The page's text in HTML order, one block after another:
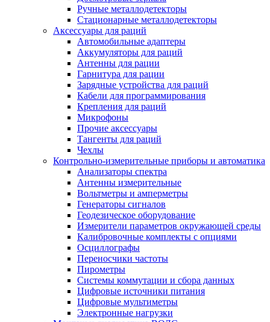
Ручные металлодетекторы
Стационарные металлодетекторы
Аксессуары для раций
Автомобильные адаптеры
Аккумуляторы для раций
Антенны для рации
Гарнитура для рации
Зарядные устройства для раций
Кабели для программирования
Крепления для раций
Микрофоны
Прочие аксессуары
Тангенты для раций
Чехлы
Контрольно-измерительные приборы и автоматика
Анализаторы спектра
Антенны измерительные
Вольтметры и амперметры
Генераторы сигналов
Геодезическое оборудование
Измерители параметров окружающей среды
Калибровочные комплекты с опциями
Осциллографы
Переносчики частоты
Пирометры
Системы коммутации и сбора данных
Цифровые источники питания
Цифровые мультиметры
Электронные нагрузки